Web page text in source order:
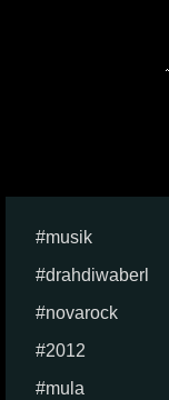
musik
drahdiwaberl
novarock
2012
mula